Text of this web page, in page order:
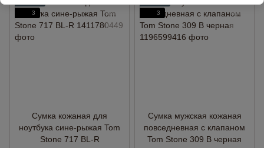
3
Сумка кожаная для
ноутбука сине-рыжая Tom
Stone 717 BL-R
3
Сумка мужская кожаная
повседневная с клапаном
Tom Stone 309 B черная